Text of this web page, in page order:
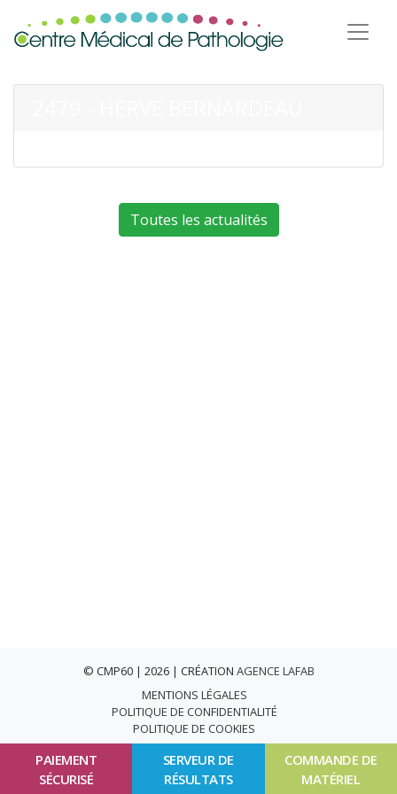
PAIEMENT
SÉCURISÉ
SERVEUR DE
RÉSULTATS
COMMANDE DE
MATÉRIEL
Toutes les actualités
© CMP60 | 2026 | CRÉATION AGENCE LAFAB
MENTIONS LÉGALES
POLITIQUE DE CONFIDENTIALITÉ
POLITIQUE DE COOKIES